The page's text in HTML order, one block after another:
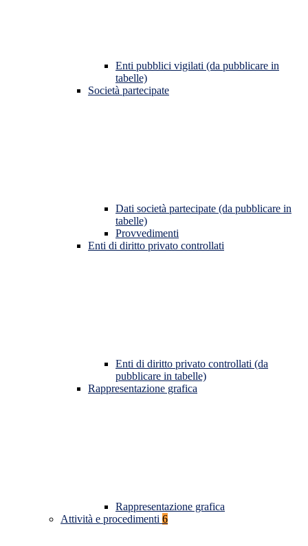
Enti pubblici vigilati (da pubblicare in
tabelle)
Società partecipate
Dati società partecipate (da pubblicare in
tabelle)
Provvedimenti
Enti di diritto privato controllati
Enti di diritto privato controllati (da
pubblicare in tabelle)
Rappresentazione grafica
Rappresentazione grafica
Attività e procedimenti 6